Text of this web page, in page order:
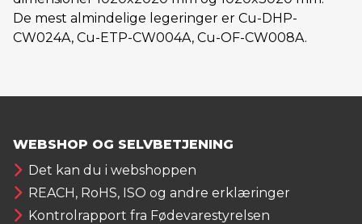
De mest almindelige legeringer er Cu-DHP-
CW024A, Cu-ETP-CW004A, Cu-OF-CW008A.
WEBSHOP OG SELVBETJENING
Det kan du i webshoppen
REACH, RoHS, ISO og andre erklæringer
Kontrolrapport fra Fødevarestyrelsen